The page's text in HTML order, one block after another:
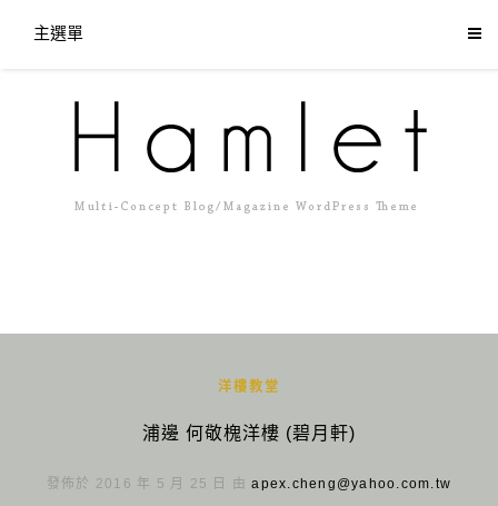
主選單
洋樓教堂
浦邊 何敬槐洋樓 (碧月軒)
發佈於 2016 年 5 月 25 日 由apex.cheng@yahoo.com.tw